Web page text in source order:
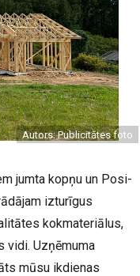
Autors: Publicitātes foto
jumta kopņu un Posi-
izturīgus
kokmateriālus,
vidi. Uzņēmuma
mūsu ikdienas